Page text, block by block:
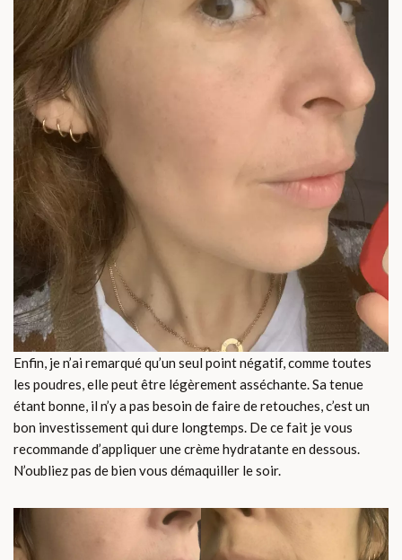
Enfin, je n’ai remarqué qu’un seul point négatif, comme toutes
les poudres, elle peut être légèrement asséchante. Sa tenue
étant bonne, il n’y a pas besoin de faire de retouches, c’est un
bon investissement qui dure longtemps. De ce fait je vous
recommande d’appliquer une crème hydratante en dessous.
N’oubliez pas de bien vous démaquiller le soir.